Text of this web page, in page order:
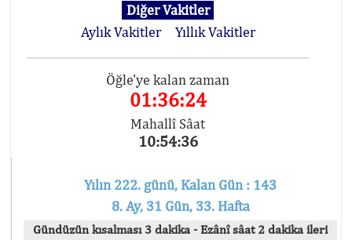
Diğer Vakitler
Aylık Vakitler
Yıllık Vakitler
Öğle'ye kalan zaman
01:36:23
Mahallî Sâat
10:54:37
Yılın 222. günü, Kalan Gün : 143
8. Ay, 31 Gün, 33. Hafta
Gündüzün kısalması 3 dakika - Ezânî sâat 2 dakika ileri